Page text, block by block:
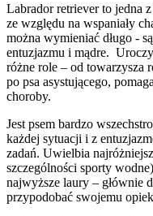
Labrador retriever to jedna
ze względu na wspaniały
można wymieniać długo -
entuzjazmu i mądre.
różne role – od towarzysza
po psa asystującego,
choroby.
Jest psem bardzo
każdej sytuacji i z
zadań. Uwielbia
szczególności sporty
najwyższe laury – głównie
przypodobać swojemu